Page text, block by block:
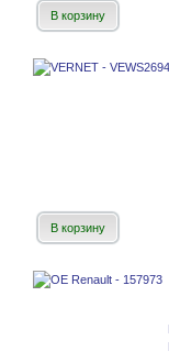
В корзину
В корзину